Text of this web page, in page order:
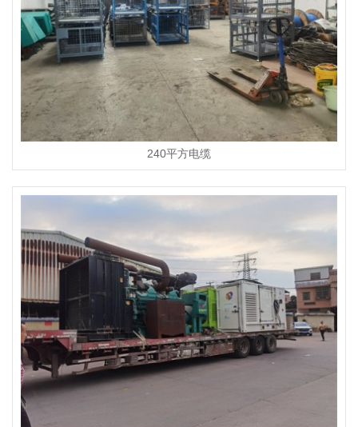
240平方电缆